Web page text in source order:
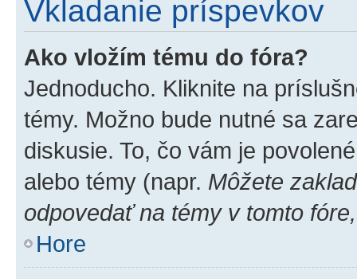
Vkladanie príspevkov
Ako vložím tému do fóra?
Jednoducho. Kliknite na
témy. Možno bude nutné sa
diskusie. To, čo vám je
alebo témy (napr. Môžete
odpovedať na témy v tomto
Hore